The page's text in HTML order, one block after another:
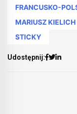
FRANCUSKO-
MARIUSZ KIELICH
STICKY
Udostępnij: